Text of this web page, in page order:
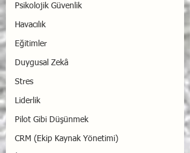
Psikolojik Güvenlik
Havacılık
Eğitimler
Duygusal Zekâ
Stres
Liderlik
Pilot Gibi Düşünmek
CRM (Ekip Kaynak Yönetimi)